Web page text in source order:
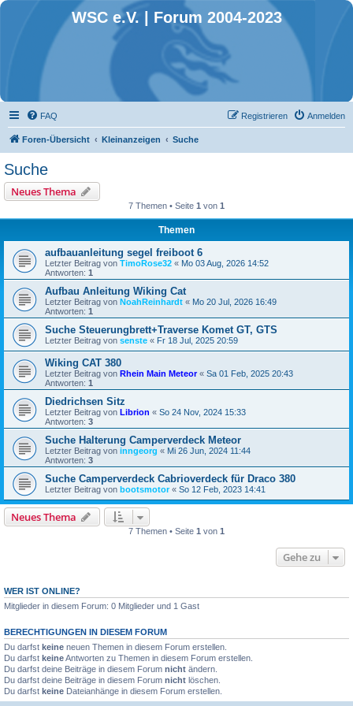
WSC e.V. | Forum 2004-2023
FAQ Anmelden
Registrieren
Foren-Übersicht Kleinanzeigen Suche
Suche
Neues Thema
7 Themen • Seite 1 von 1
Themen
aufbauanleitung segel freiboot 6
Letzter Beitrag von TimoRose32 « Mo 03 Aug, 2026 14:52
Antworten: 1
Aufbau Anleitung Wiking Cat
Letzter Beitrag von NoahReinhardt « Mo 20 Jul, 2026 16:49
Antworten: 1
Suche Steuerungbrett+Traverse Komet GT, GTS
Letzter Beitrag von senste « Fr 18 Jul, 2025 20:59
Wiking CAT 380
Letzter Beitrag von Rhein Main Meteor« Sa 01 Feb, 2025 20:43
Antworten: 1
Diedrichsen Sitz
Letzter Beitrag von Librion « So 24 Nov, 2024 15:33
Antworten: 3
Suche Halterung Camperverdeck Meteor
Letzter Beitrag von inngeorg « Mi 26 Jun, 2024 11:44
Antworten: 3
Suche Camperverdeck Cabrioverdeck für Draco 380
Letzter Beitrag von bootsmotor« So 12 Feb, 2023 14:41
Neues Thema
7 Themen • Seite 1 von 1
Gehe zu
WER IST ONLINE?
Mitglieder in diesem Forum: 0 Mitglieder und 1 Gast
BERECHTIGUNGEN IN DIESEM FORUM
Du darfst keine neuen Themen in diesem Forum erstellen.
Du darfst keineAntworten zu Themen in diesem Forum erstellen.
Du darfst deine Beiträge in diesem Forum nicht ändern.
Du darfst deine Beiträge in diesem Forum nicht löschen.
Du darfst keine Dateianhänge in diesem Forum erstellen.